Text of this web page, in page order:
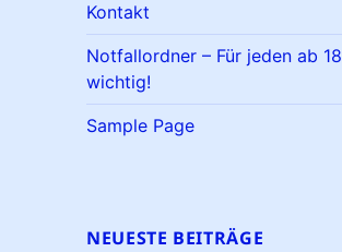
Kontakt
Notfallordner – Für jeden ab 18
wichtig!
Sample Page
NEUESTE BEITRÄGE